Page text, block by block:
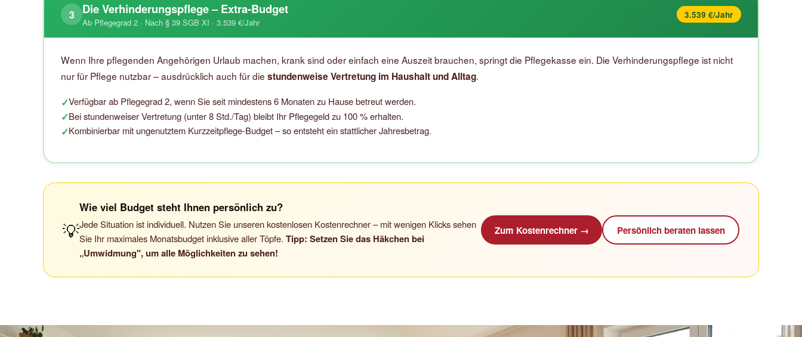
3 Die Verhinderungspflege – Extra-Budget
Ab Pflegegrad 2 · Nach § 39 SGB XI · 3.539 €/Jahr
3.539 €/Jahr
Wenn Ihre pflegenden Angehörigen Urlaub machen, krank sind oder einfach eine Auszeit brauchen, springt die Pflegekasse ein. Die Verhinderungspflege ist nicht
nur für Pflege nutzbar – ausdrücklich auch für die stundenweise Vertretung im Haushalt und Alltag.
✓Verfügbar ab Pflegegrad 2, wenn Sie seit mindestens 6 Monaten zu Hause betreut werden.
✓Bei stundenweiser Vertretung (unter 8 Std./Tag) bleibt Ihr Pflegegeld zu 100 % erhalten.
✓Kombinierbar mit ungenutztem Kurzzeitpflege-Budget – so entsteht ein stattlicher Jahresbetrag.
💡
Wie viel Budget steht Ihnen persönlich zu?
Jede Situation ist individuell. Nutzen Sie unseren kostenlosen Kostenrechner – mit wenigen Klicks sehen
Sie Ihr maximales Monatsbudget inklusive aller Töpfe. Tipp: Setzen Sie das Häkchen bei
„Umwidmung", um alle Möglichkeiten zu sehen!
Zum Kostenrechner → Persönlich beraten lassen